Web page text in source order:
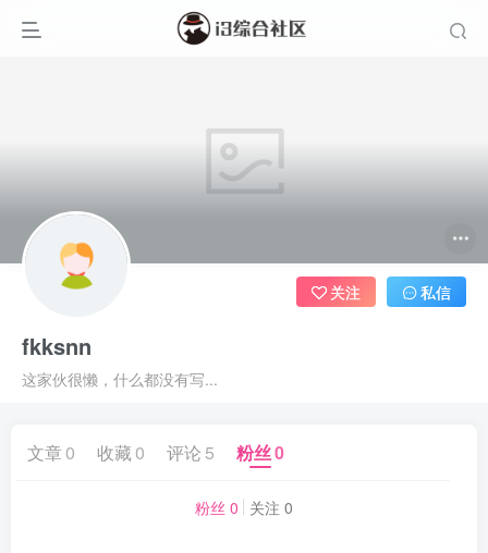
fkksnn
这家伙很懒，什么都没有写...
关注 私信
文章0 收藏 0 评论 5 粉丝0
粉丝 0 关注 0